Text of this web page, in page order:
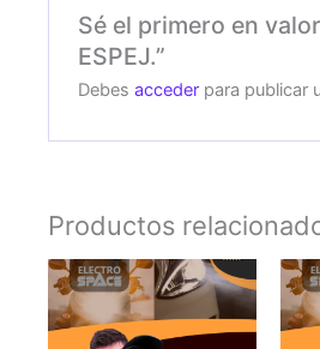
Sé el primero en
ESPEJ.”
Debesacceder para publicar
Productos